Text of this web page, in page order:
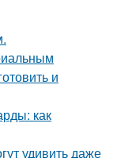
и
как
удивить даже